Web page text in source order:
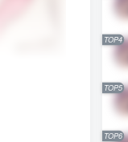
TOP4
TOP5
TOP6